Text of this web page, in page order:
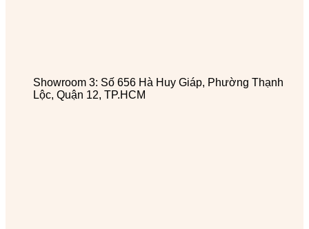
Showroom 3: Số 656 Hà Huy Giáp, Phường Thạnh
Lộc, Quận 12, TP.HCM